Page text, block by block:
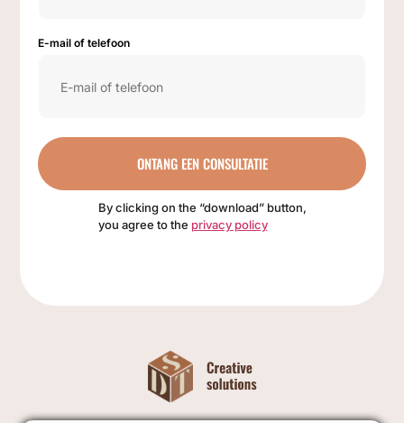
E-mail of telefoon
ONTANG EEN CONSULTATIE
By clicking on the “download” button,
you agree to the privacy policy